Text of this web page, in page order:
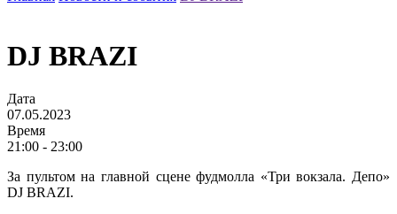
DJ BRAZI
Дата
07.05.2023
Время
21:00 - 23:00
За пультом на главной сцене фудмолла «Три вокзала. Депо»
DJ BRAZI.